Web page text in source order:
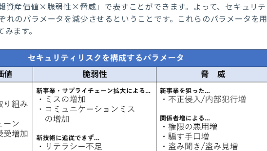
資産価値×脆弱性×脅威」で表すことができます。よって、セキュリテ
れのパラメータを減少させるということです。これらのパラメータを用
ます。